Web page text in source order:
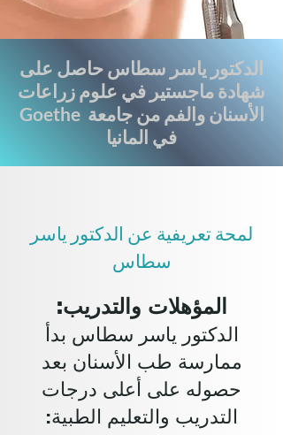
الدكتور ياسر سطاس حاصل على
شهادة ماجستير في علوم زراعات
الأسنان والفم من جامعة Goethe
في المانيا
لمحة تعريفية عن الدكتور ياسر
سطاس
المؤهلات والتدريب:
الدكتور ياسر سطاس بدأ
ممارسة طب الأسنان بعد
حصوله على أعلى درجات
التدريب والتعليم الطبية: